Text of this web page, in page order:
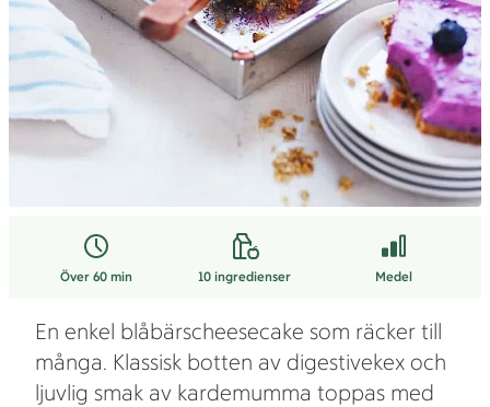
Över 60 min 10ingredienser Medel
En enkel blåbärscheesecake som räcker till
många. Klassisk botten av digestivekex och
ljuvlig smak av kardemumma toppas med